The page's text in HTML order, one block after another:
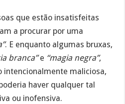
que estão insatisfeitas
a procurar por uma
. E enquanto algumas bruxas,
branca”e “magia negra”,
intencionalmente maliciosa,
haver qualquer tal
ou inofensiva.